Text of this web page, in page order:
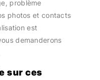
problème
photos et contacts
est
demanderons
sur ces